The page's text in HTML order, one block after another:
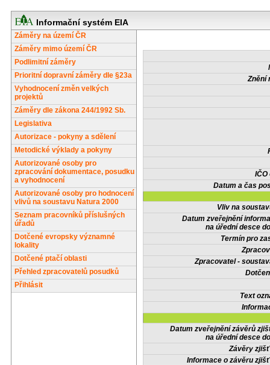
Informační systém EIA
Záměry na území ČR
Záměry mimo území ČR
Podlimitní záměry
Prioritní dopravní záměry dle §23a
Vyhodnocení změn velkých
projektů
Záměry dle zákona 244/1992 Sb.
Legislativa
Autorizace - pokyny a sdělení
Metodické výklady a pokyny
Autorizované osoby pro
zpracování dokumentace, posudku
a vyhodnocení
Autorizované osoby pro hodnocení
vlivů na soustavu Natura 2000
Seznam pracovníků příslušných
úřadů
Dotčené evropsky významné
lokality
Dotčené ptačí oblasti
Přehled zpracovatelů posudků
Přihlásit
Znění
IČO
Datum a čas
Vliv na
Datum zveřejnění
na úřední desce
Termín pro
Zpracovatel -
Text
Datum zveřejnění závěrů
na úřední desce
Závěry
Informace o závěru